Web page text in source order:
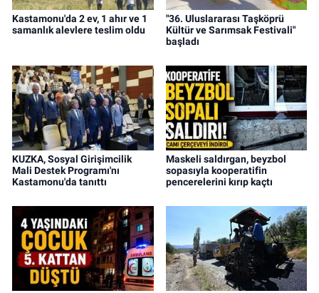
Kastamonu'da 2 ev, 1 ahır ve 1
samanlık alevlere teslim oldu
"36. Uluslararası Taşköprü
Kültür ve Sarımsak Festivali"
başladı
KUZKA, Sosyal Girişimcilik
Mali Destek Programı'nı
Kastamonu'da tanıttı
Maskeli saldırgan, beyzbol
sopasıyla kooperatifin
pencerelerini kırıp kaçtı